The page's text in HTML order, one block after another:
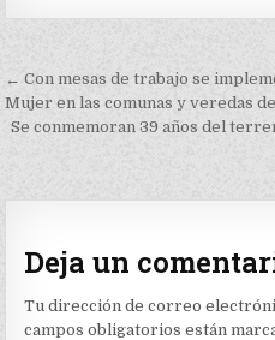
Navegación
de
← Con mesas de trabajo se
Mujer en las comunas y veredas
Se conmemoran 39 años del
Deja un
Tu dirección de correo
campos obligatorios están